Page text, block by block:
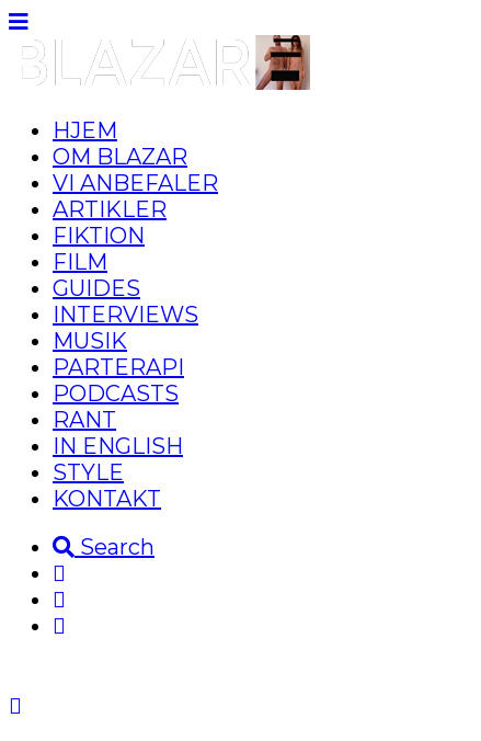
HJEM
OM BLAZAR
VI ANBEFALER
ARTIKLER
FIKTION
FILM
GUIDES
INTERVIEWS
MUSIK
PARTERAPI
PODCASTS
RANT
IN ENGLISH
STYLE
KONTAKT
Search